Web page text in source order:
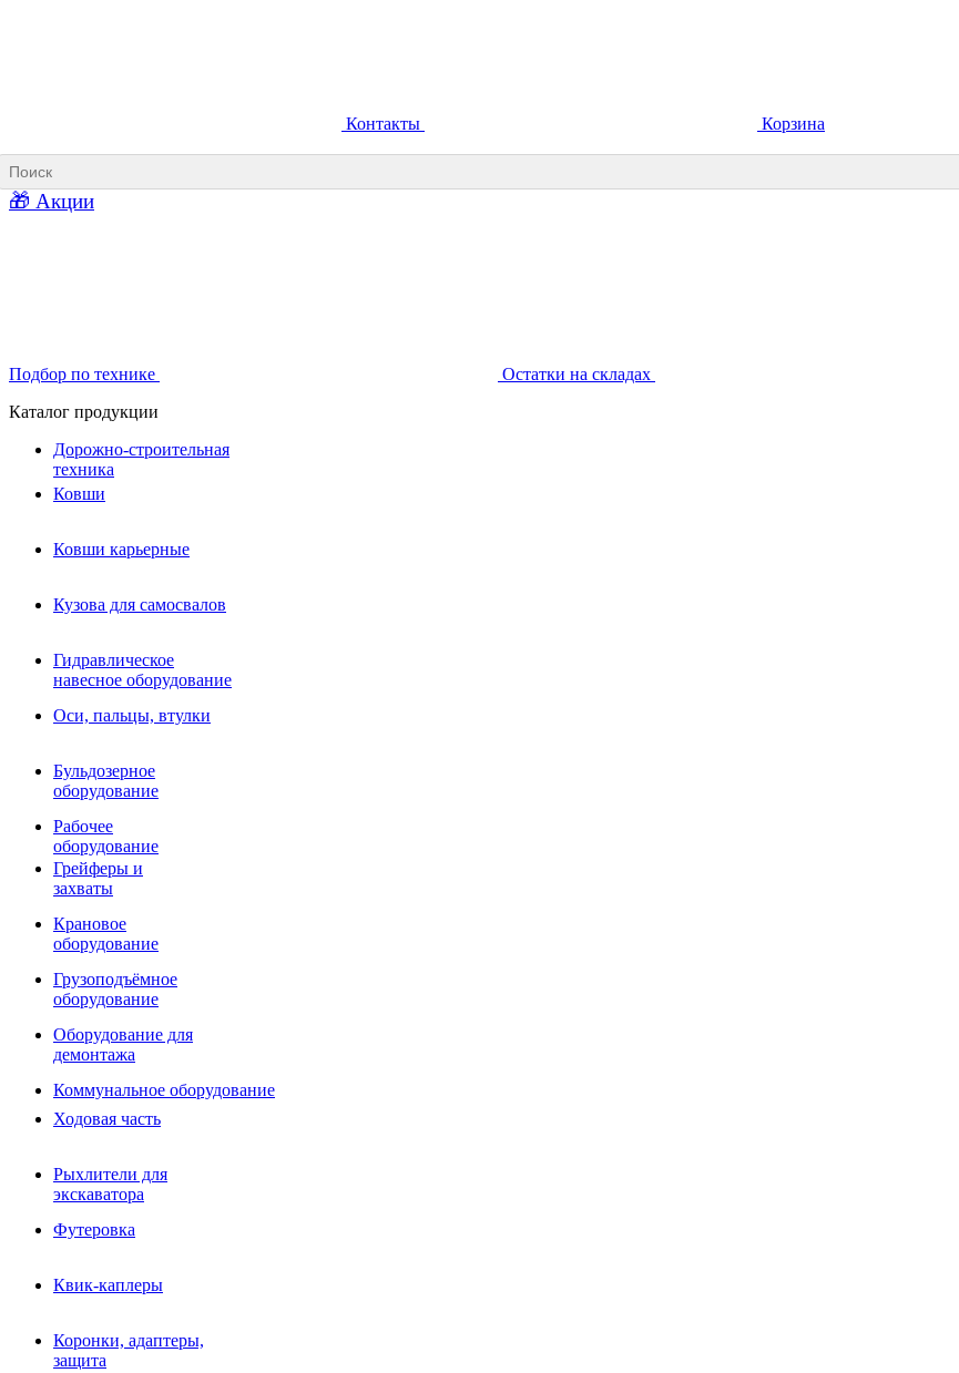
Ковши для фронтальных погрузчиков
Гидравлическое навесное
оборудование
Гидробуры и шнеки
Вибротрамбовки
Навесные дорожные фрезы
Виброрипперы
Ковши дробильные щековые
Ковши дробильные роторные
Сортировочные ковши барабанные
Сортировочные ковши вальцовые
Фрезы роторные
Фрезы дисковые
Траншеекопатели
Просеивающие ковши для фронтальных погрузчиков
Распределители асфальта
Переходные плиты
Гидроразводка
РВД
Сваерезки
Как выбрать гидромолот
Контакты Корзина
🎁 Акции
Подбор по технике
Остатки на складах
Каталог продукции
Дорожно-строительная
техника
Ковши
Ковши карьерные
Кузова для самосвалов
Гидравлическое
навесное оборудование
Оси, пальцы, втулки
Бульдозерное
оборудование
Рабочее
оборудование
Грейферы и
захваты
Крановое
оборудование
Грузоподъёмное
оборудование
Оборудование для
демонтажа
Коммунальное оборудование
Ходовая часть
Рыхлители для
экскаватора
Футеровка
Квик-каплеры
Коронки, адаптеры,
защита